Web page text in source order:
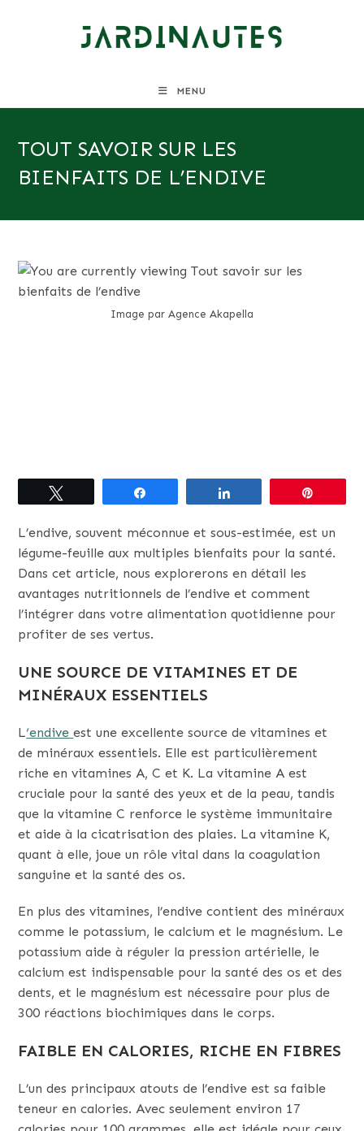
MENU
TOUT SAVOIR SUR LES
BIENFAITS DE L’ENDIVE
Image par Agence Akapella
L’endive, souvent méconnue et sous-estimée, est un
légume-feuille aux multiples bienfaits pour la santé.
Dans cet article, nous explorerons en détail les
avantages nutritionnels de l’endive et comment
l’intégrer dans votre alimentation quotidienne pour
profiter de ses vertus.
UNE SOURCE DE VITAMINES ET DE
MINÉRAUX ESSENTIELS
L‘endiveest une excellente source de vitamines et
de minéraux essentiels. Elle est particulièrement
riche en vitamines A, C et K. La vitamine A est
cruciale pour la santé des yeux et de la peau, tandis
que la vitamine C renforce le système immunitaire
et aide à la cicatrisation des plaies. La vitamine K,
quant à elle, joue un rôle vital dans la coagulation
sanguine et la santé des os.
En plus des vitamines, l’endive contient des minéraux
comme le potassium, le calcium et le magnésium. Le
potassium aide à réguler la pression artérielle, le
calcium est indispensable pour la santé des os et des
dents, et le magnésium est nécessaire pour plus de
300 réactions biochimiques dans le corps.
FAIBLE EN CALORIES, RICHE EN FIBRES
L’un des principaux atouts de l’endive est sa faible
teneur en calories. Avec seulement environ 17